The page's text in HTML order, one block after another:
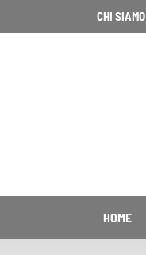
al
CHI SIAMO
HOME